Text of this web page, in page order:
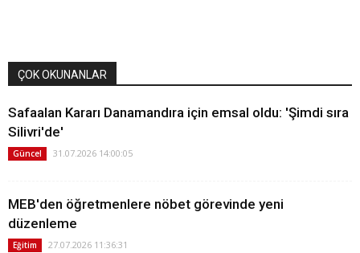
ÇOK OKUNANLAR
Safaalan Kararı Danamandıra için emsal oldu: 'Şimdi sıra
Silivri'de'
Güncel 31.07.2026 14:00:05
MEB'den öğretmenlere nöbet görevinde yeni
düzenleme
Eğitim 27.07.2026 11:36:31